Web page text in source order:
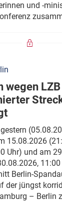
und -
wegen
15.08.2026
Uhr) und am
11:00
Berlin-
der jüngst
– Berlin